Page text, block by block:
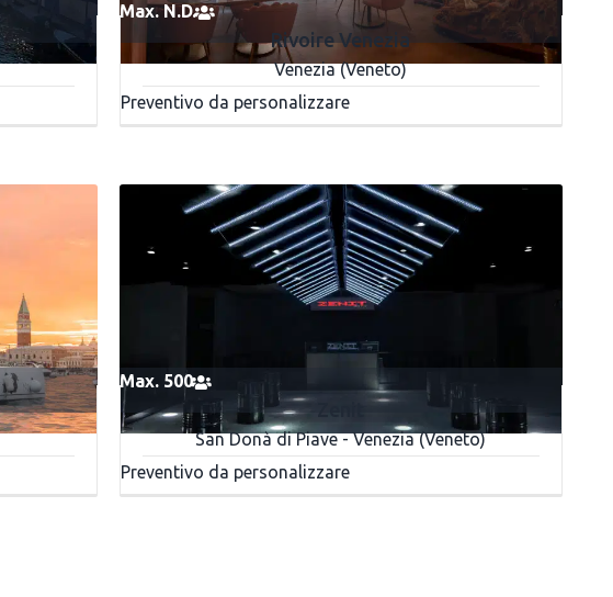
Max. N.D.
Rivoire Venezia
Venezia (Veneto)
Preventivo da personalizzare
Max. 500
San Donà di Piave - Venezia (Veneto)
Preventivo da personalizzare